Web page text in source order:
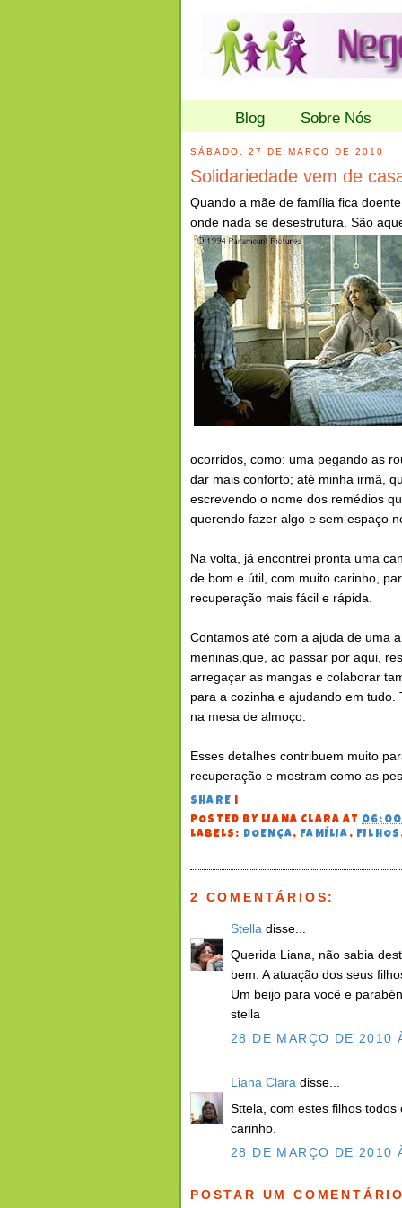
Blog Sobre Nós
SÁBADO, 27 DE MARÇO DE 2010
Solidariedade vem de
Quando a mãe de família fica
onde nada se desestrutura. São
ocorridos, como: uma pegando as
dar mais conforto; até minha irmã,
escrevendo o nome dos remédios
querendo fazer algo e sem espaço
Na volta, já encontrei pronta uma
de bom e útil, com muito carinho,
recuperação mais fácil e rápida.
Contamos até com a ajuda de uma
meninas,que, ao passar por aqui,
arregaçar as mangas e colaborar
para a cozinha e ajudando em tudo.
na mesa de almoço.
Esses detalhes contribuem muito
recuperação e mostram como as
SHARE
POSTED BY LIANA CLARA AT 06:00
LABELS: DOENÇA, FAMÍLIA , FILHOS
2 COMENTÁRIOS:
Stella disse...
Querida Liana, não sabia
bem. A atuação dos seus
Um beijo para você e
stella
28 DE MARÇO DE 2010
Liana Clara disse...
Sttela, com estes filhos
carinho.
28 DE MARÇO DE 2010
POSTAR UM COMENTÁRIO